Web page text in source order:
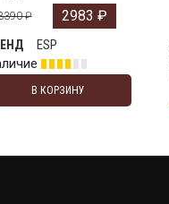
₽ 2983 ₽
ESP
В КОРЗИНУ